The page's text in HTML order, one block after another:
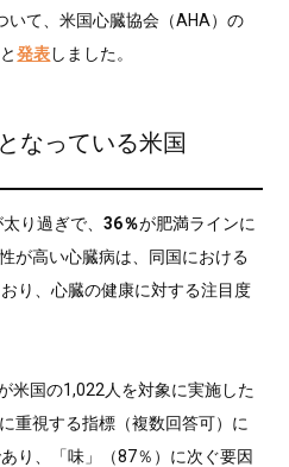
いて、米国心臓協会（AHA）の
発表しました。
なっている米国
太り過ぎで、36％が肥満ラインに
が高い心臓病は、同国における
り、心臓の健康に対する注目度
米国の1,022人を対象に実施した
重視する指標（複数回答可）に
り、「味」（87％）に次ぐ要因